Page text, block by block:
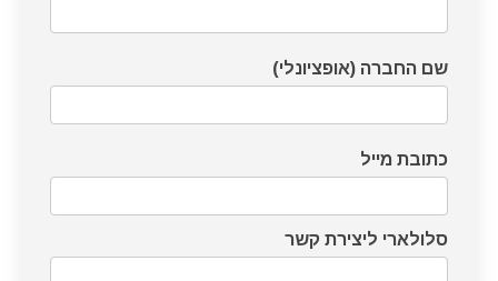
צרו
קשר
שם החברה (אופציונלי)
כתובת מייל
סלולארי ליצירת קשר